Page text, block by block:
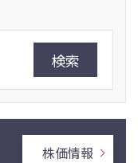
検索
株価情報